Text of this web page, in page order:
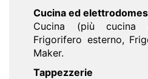
Cucina ed
Cucina (più cucina
Frigorifero esterno,
Maker.
Tappezzerie